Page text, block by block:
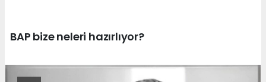
BAP bize neleri hazırlıyor?